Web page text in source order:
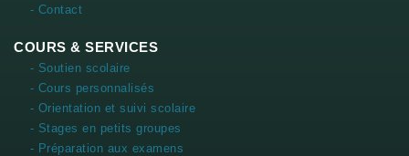
- Contact
COURS & SERVICES
- Soutien scolaire
- Cours personnalisés
- Orientation et suivi scolaire
- Stages en petits groupes
- Préparation aux examens